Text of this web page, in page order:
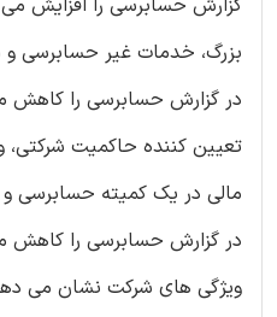
بزرگ، خدمات غیر حسابرسی
در گزارش حسابرسی را کاهش
تعیین کننده حاکمیت
مالی در یک کمیته حسابرسی و
در گزارش حسابرسی را کاهش
ویژگی های شرکت نشان می